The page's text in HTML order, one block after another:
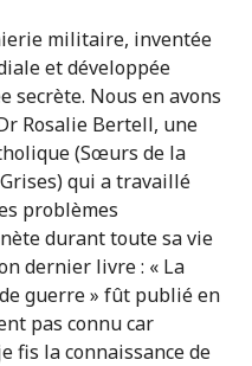
militaire, inventée
et développée
secrète. Nous en avons
Rosalie Bertell, une
(Sœurs de la
qui a travaillé
problèmes
durant toute sa vie
dernier livre : « La
guerre » fût publié en
pas connu car
fis la connaissance de